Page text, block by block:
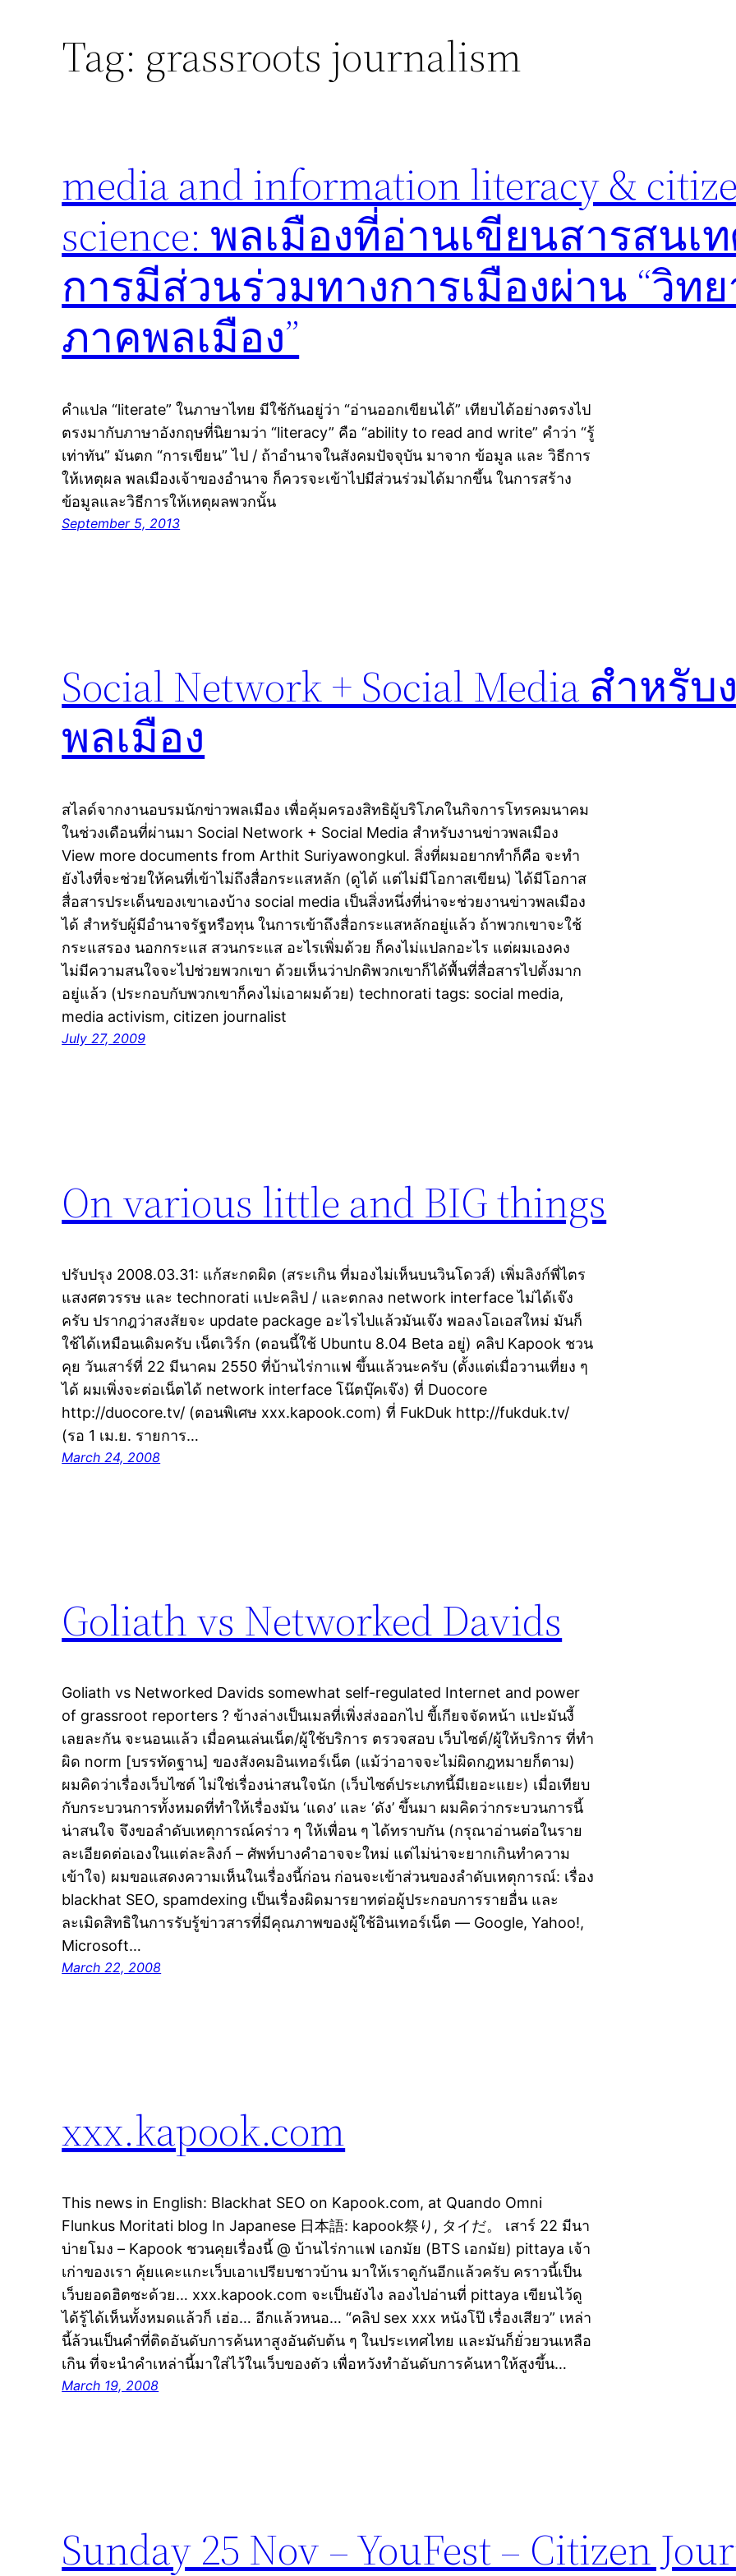
Tag: grassroots journalism
media and information literacy &
science: พลเมืองที่อ่านเขียนสารสนเ
การมีส่วนร่วมทางการเมืองผ่าน “วิท
ภาคพลเมือง”
คำแปล “literate” ในภาษาไทย มีใช้กันอยู่ว่า “อ่านออกเขียนได้” เทียบได้อย่างตรงไป
ตรงมากับภาษาอังกฤษที่นิยามว่า “literacy” คือ “ability to read and write” คำว่า “รู้
เท่าทัน” มันตก “การเขียน” ไป / ถ้าอำนาจในสังคมปัจจุบัน มาจาก ข้อมูล และ วิธีการ
ให้เหตุผล พลเมืองเจ้าของอำนาจ ก็ควรจะเข้าไปมีส่วนร่วมได้มากขึ้น ในการสร้าง
ข้อมูลและวิธีการให้เหตุผลพวกนั้น
September 5, 2013
Social Network + Social Media สำหรั
พลเมือง
สไลด์จากงานอบรมนักข่าวพลเมือง เพื่อคุ้มครองสิทธิผู้บริโภคในกิจการโทรคมนาคม
ในช่วงเดือนที่ผ่านมา Social Network + Social Media สำหรับงานข่าวพลเมือง
View more documents from Arthit Suriyawongkul. สิ่งที่ผมอยากทำก็คือ จะทำ
ยังไงที่จะช่วยให้คนที่เข้าไม่ถึงสื่อกระแสหลัก (ดูได้ แต่ไม่มีโอกาสเขียน) ได้มีโอกาส
สื่อสารประเด็นของเขาเองบ้าง social media เป็นสิ่งหนึ่งที่น่าจะช่วยงานข่าวพลเมือง
ได้ สำหรับผู้มีอำนาจรัฐหรือทุน ในการเข้าถึงสื่อกระแสหลักอยู่แล้ว ถ้าพวกเขาจะใช้
กระแสรอง นอกกระแส สวนกระแส อะไรเพิ่มด้วย ก็คงไม่แปลกอะไร แต่ผมเองคง
ไม่มีความสนใจจะไปช่วยพวกเขา ด้วยเห็นว่าปกติพวกเขาก็ได้พื้นที่สื่อสารไปตั้งมาก
อยู่แล้ว (ประกอบกับพวกเขาก็คงไม่เอาผมด้วย) technorati tags: social media,
media activism, citizen journalist
July 27, 2009
On various little and BIG things
ปรับปรุง 2008.03.31: แก้สะกดผิด (สระเกิน ที่มองไม่เห็นบนวินโดวส์) เพิ่มลิงก์พี่ไตร
แสงศตวรรษ และ technorati แปะคลิป / และตกลง network interface ไม่ได้เจ๊ง
ครับ ปรากฎว่าสงสัยจะ update package อะไรไปแล้วมันเจ๊ง พอลงโอเอสใหม่ มันก็
ใช้ได้เหมือนเดิมครับ เน็ตเวิร์ก (ตอนนี้ใช้ Ubuntu 8.04 Beta อยู่) คลิป Kapook ชวน
คุย วันเสาร์ที่ 22 มีนาคม 2550 ที่บ้านไร่กาแฟ ขึ้นแล้วนะครับ (ตั้งแต่เมื่อวานเที่ยง ๆ
ได้ ผมเพิ่งจะต่อเน็ตได้ network interface โน๊ตบุ๊คเจ๊ง) ที่ Duocore
http://duocore.tv/ (ตอนพิเศษ xxx.kapook.com) ที่ FukDuk http://fukduk.tv/
(รอ 1 เม.ย. รายการ…
March 24, 2008
Goliath vs Networked Davids
Goliath vs Networked Davids somewhat self-regulated Internet and power
of grassroot reporters ? ข้างล่างเป็นเมลที่เพิ่งส่งออกไป ขี้เกียจจัดหน้า แปะมันงี้
เลยละกัน จะนอนแล้ว เมื่อคนเล่นเน็ต/ผู้ใช้บริการ ตรวจสอบ เว็บไซต์/ผู้ให้บริการ ที่ทำ
ผิด norm [บรรทัดฐาน] ของสังคมอินเทอร์เน็ต (แม้ว่าอาจจะไม่ผิดกฎหมายก็ตาม)
ผมคิดว่าเรื่องเว็บไซต์ ไม่ใช่เรื่องน่าสนใจนัก (เว็บไซต์ประเภทนี้มีเยอะแยะ) เมื่อเทียบ
กับกระบวนการทั้งหมดที่ทำให้เรื่องมัน ‘แดง’ และ ‘ดัง’ ขึ้นมา ผมคิดว่ากระบวนการนี้
น่าสนใจ จึงขอลำดับเหตุการณ์คร่าว ๆ ให้เพื่อน ๆ ได้ทราบกัน (กรุณาอ่านต่อในราย
ละเอียดต่อเองในแต่ละลิงก์ – ศัพท์บางคำอาจจะใหม่ แต่ไม่น่าจะยากเกินทำความ
เข้าใจ) ผมขอแสดงความเห็นในเรื่องนี้ก่อน ก่อนจะเข้าส่วนของลำดับเหตุการณ์: เรื่อง
blackhat SEO, spamdexing เป็นเรื่องผิดมารยาทต่อผู้ประกอบการรายอื่น และ
ละเมิดสิทธิในการรับรู้ข่าวสารที่มีคุณภาพของผู้ใช้อินเทอร์เน็ต — Google, Yahoo!,
Microsoft…
March 22, 2008
xxx.kapook.com
This news in English: Blackhat SEO on Kapook.com, at Quando Omni
Flunkus Moritati blog In Japanese 日本語: kapook祭り, タイだ。 เสาร์ 22 มีนา
บ่ายโมง – Kapook ชวนคุยเรื่องนี้ @ บ้านไร่กาแฟ เอกมัย (BTS เอกมัย) pittaya เจ้า
เก่าของเรา คุ้ยแคะแกะเว็บเอาเปรียบชาวบ้าน มาให้เราดูกันอีกแล้วครับ คราวนี้เป็น
เว็บยอดฮิตซะด้วย… xxx.kapook.com จะเป็นยังไง ลองไปอ่านที่ pittaya เขียนไว้ดู
ได้รู้ได้เห็นทั้งหมดแล้วก็ เฮ่อ… อีกแล้วหนอ… “คลิป sex xxx หนังโป๊ เรื่องเสียว” เหล่า
นี้ล้วนเป็นคำที่ติดอันดับการค้นหาสูงอันดับต้น ๆ ในประเทศไทย และมันก็ยั่วยวนเหลือ
เกิน ที่จะนำคำเหล่านี้มาใส่ไว้ในเว็บของตัว เพื่อหวังทำอันดับการค้นหาให้สูงขึ้น…
March 19, 2008
Sunday 25 Nov – YouFest – Citizen